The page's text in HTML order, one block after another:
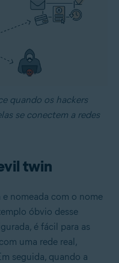
quando os hackers
se conectem a redes
twin
nomeada com o nome
óbvio desse
é fácil para as
uma rede real,
seguida, quando a